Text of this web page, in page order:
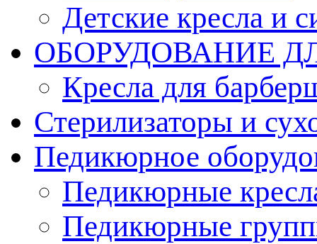
Детские кресла и
ОБОРУДОВАНИЕ
Кресла для
Стерилизаторы и
Педикюрное
Педикюрные
Педикюрные